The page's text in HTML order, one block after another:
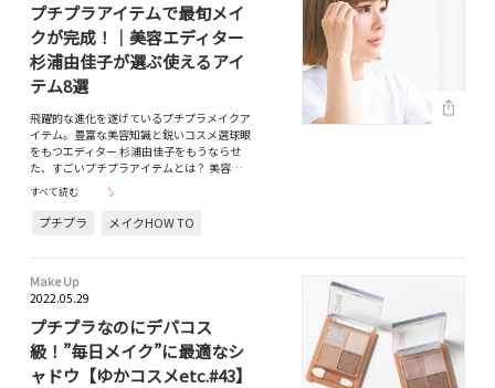
プチプラアイテムで最旬メイ
クが完成！｜美容エディター
杉浦由佳子が選ぶ使えるアイ
テム8選
飛躍的な進化を遂げているプチプラメイクア
イテム。豊富な美容知識と鋭いコスメ選球眼
をもつエディター 杉浦由佳子をもうならせ
た、すごいプチプラアイテムとは？ 美容…
すべて読む
プチプラ メイクHOW TO
Make Up
2022.05.29
プチプラなのにデパコス
級！”毎日メイク”に最適なシ
ャドウ【ゆかコスメetc.#43】